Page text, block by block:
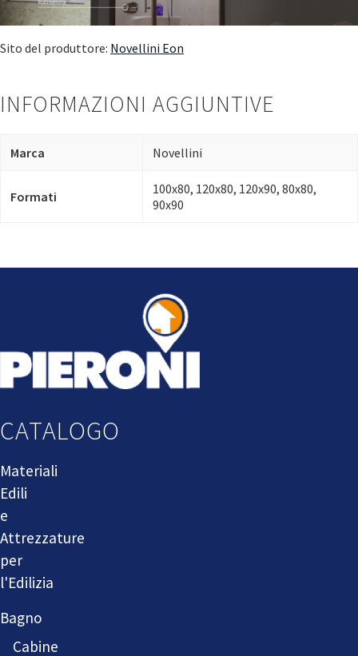
Sito del produttore: Novellini Eon
INFORMAZIONI AGGIUNTIVE
Marca Novellini
Formati
100x80, 120x80, 120x90, 80x80,
90x90
CATALOGO
Materiali
Edili
e
Attrezzature
per
l'Edilizia
Bagno
Cabine